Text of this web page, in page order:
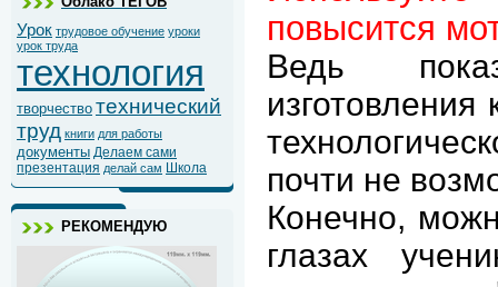
Урок трудовое обучение уроки
урок труда
технология
творчество технический
труд книги для работы
документы Делаем сами
презентация делай сам Школа
РЕКОМЕНДУЮ
повысится
Ведь
изготовления
почти не
Конечно,
глазах